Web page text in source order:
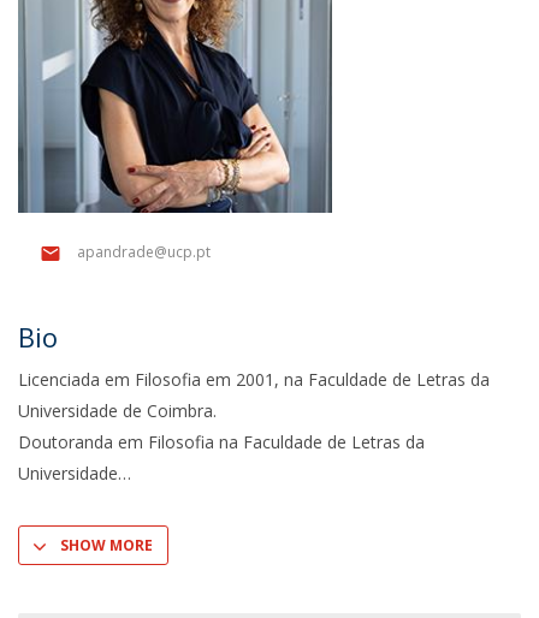
apandrade@ucp.pt
Bio
Licenciada em Filosofia em 2001, na Faculdade de Letras da
Universidade de Coimbra.
Doutoranda em Filosofia na Faculdade de Letras da
Universidade
SHOW MORE